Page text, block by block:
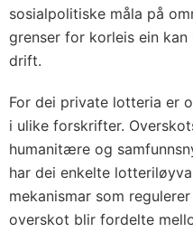
sosialpolitiske måla på
grenser for korleis ein
drift.
For dei private lotteria er
i ulike forskrifter.
humanitære og
har dei enkelte
mekanismar som
overskot blir fordelte